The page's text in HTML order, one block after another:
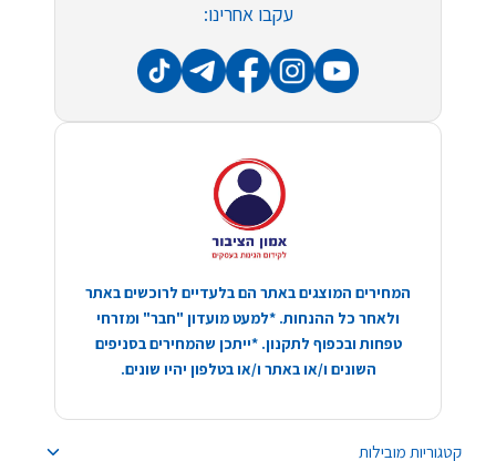
קטגוריות מובילות
עקבו אחרינו:
המחירים המוצגים באתר הם בלעדיים לרוכשים באתר
ולאחר כל ההנחות. *למעט מועדון "חבר" ומזרחי
טפחות ובכפוף לתקנון. *ייתכן שהמחירים בסניפים
השונים ו/או באתר ו/או בטלפון יהיו שונים.